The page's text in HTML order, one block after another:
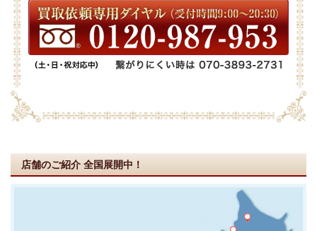
店舗のご紹介 全国展開中！